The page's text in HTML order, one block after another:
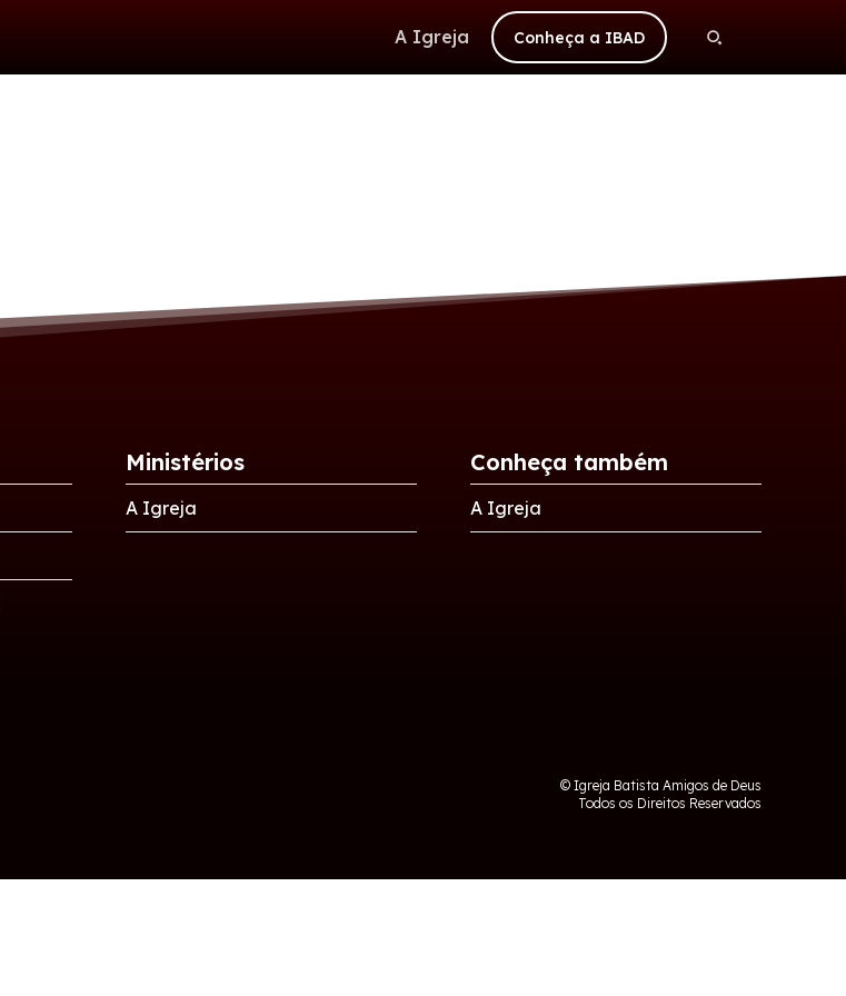
A Igreja Conheça a IBAD
Ministérios
A Igreja
Conheça também
A Igreja
© Igreja Batista Amigos de Deus
Todos os Direitos Reservados